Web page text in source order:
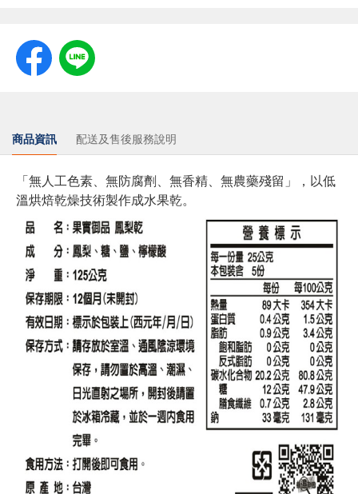
商品資訊 配送及售後服務說明
「無人工色素、無防腐劑、無香精、無農藥殘留」，以低
溫烘焙乾燥技術製作成水果乾。